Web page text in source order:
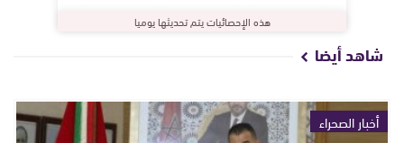
هذه الإحصائيات يتم تحديثها يوميا
شاهد أيضا
أخبار الصحراء